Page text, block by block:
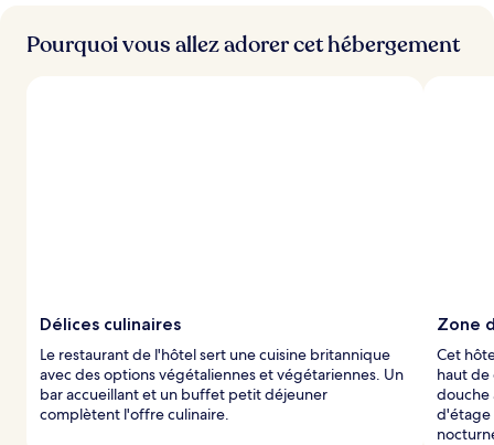
Pourquoi vous allez adorer cet hébergement
Délices culinaires
Le restaurant de l'hôtel sert une cuisine britannique
avec des options végétaliennes et végétariennes. Un
bar accueillant et un buffet petit déjeuner
complètent l'offre culinaire.
Zone
Cet
haut de
douche
d'étage